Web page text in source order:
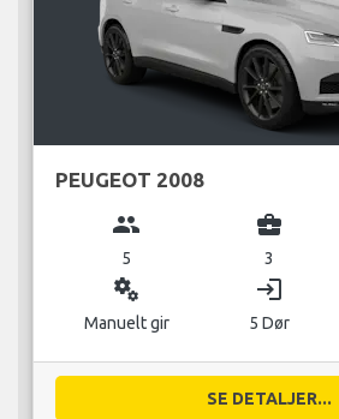
PEUGEOT 2008
group
5
business_center
3
miscellaneous_services
Manuelt gir
login
5 Dør
SE DETALJER...